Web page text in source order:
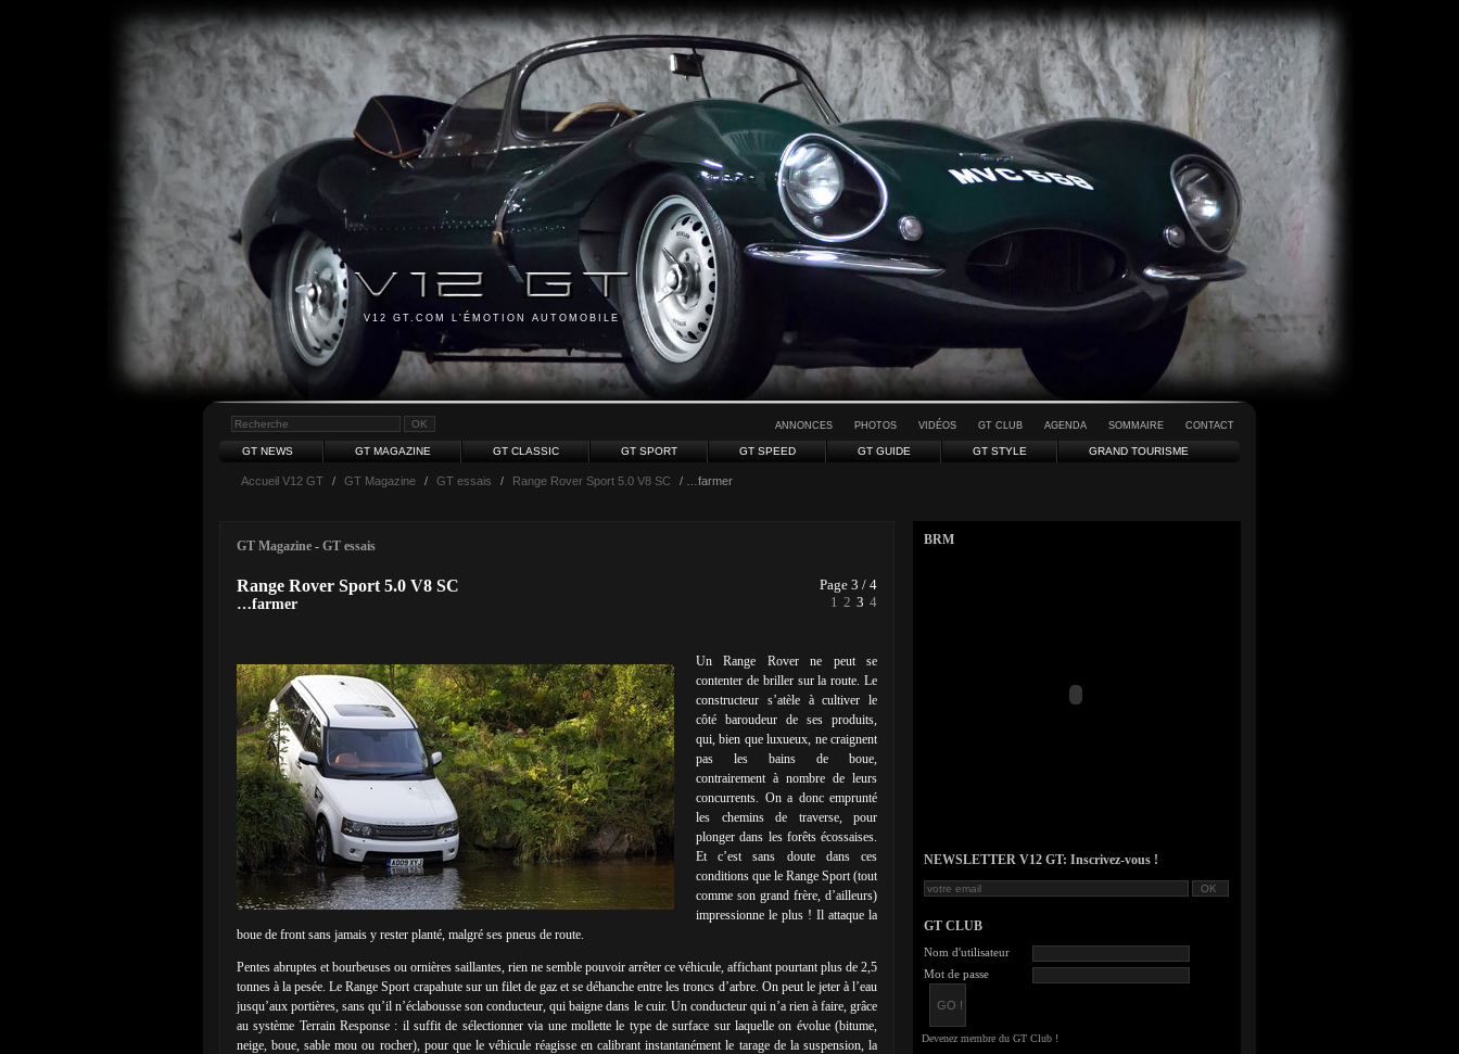
V12 GT.COM L'ÉMOTION AUTOMOBILE
ANNONCES PHOTOS VIDÉOS GT CLUB AGENDA SOMMAIRE CONTACT
GT NEWS GT MAGAZINE GT CLASSIC GT SPORT GT SPEED GT GUIDE GT STYLE GRAND TOURISME
Accueil V12 GT / GT Magazine / GT essais / Range Rover Sport 5.0 V8 SC / …farmer
GT Magazine - GT essais
Page 3 / 4
1 2 3 4
Range Rover Sport 5.0 V8 SC
…farmer
Un Range Rover ne peut se
contenter de briller sur la route. Le
constructeur s’atèle à cultiver le
côté baroudeur de ses produits,
qui, bien que luxueux, ne craignent
pas les bains de boue,
contrairement à nombre de leurs
concurrents. On a donc emprunté
les chemins de traverse, pour
plonger dans les forêts écossaises.
Et c’est sans doute dans ces
conditions que le Range Sport (tout
comme son grand frère, d’ailleurs)
impressionne le plus ! Il attaque la
boue de front sans jamais y rester planté, malgré ses pneus de route.
Pentes abruptes et bourbeuses ou ornières saillantes, rien ne semble pouvoir arrêter ce véhicule, affichant pourtant plus de 2,5
tonnes à la pesée. Le Range Sport crapahute sur un filet de gaz et se déhanche entre les troncs d’arbre. On peut le jeter à l’eau
jusqu’aux portières, sans qu’il n’éclabousse son conducteur, qui baigne dans le cuir. Un conducteur qui n’a rien à faire, grâce
au système Terrain Response : il suffit de sélectionner via une mollette le type de surface sur laquelle on évolue (bitume,
neige, boue, sable mou ou rocher), pour que le véhicule réagisse en calibrant instantanément le tarage de la suspension, la
BRM
NEWSLETTER V12 GT: Inscrivez-vous !
GT CLUB
Nom d'utilisateur
Mot de passe